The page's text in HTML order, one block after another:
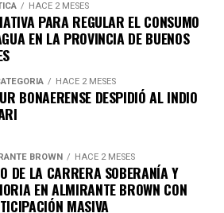
a los consorcios
prevé que los comercios y
de agua adopten
utilizada en sus procesos de
que ambos métodos deberán
en hospitales públicos,
y empresas de medicina
acceder a estos
podrán solicitar el
personas que presenten:
HACE 2 MESES
PARA REGULAR EL CONSUMO
EN LA PROVINCIA DE BUENOS
HACE 2 MESES
BONAERENSE DESPIDIÓ AL INDIO
BROWN HACE 2 MESES
DE LA CARRERA SOBERANÍA Y
EN ALMIRANTE BROWN CON
MASIVA